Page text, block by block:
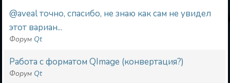
@aveal точно, спасибо, не знаю как сам не увидел
этот вариан...
Форум Qt
Работа с форматом QImage (конвертация?)
Форум Qt